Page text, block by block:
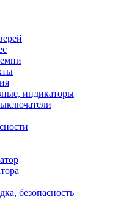
индикаторы
безопасность